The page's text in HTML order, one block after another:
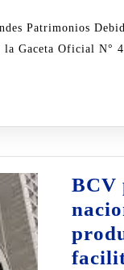
la Gaceta Oficial N°
BCV